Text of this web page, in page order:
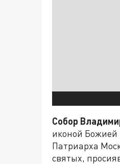
Собор
иконой Божией
Патриарха
святых,